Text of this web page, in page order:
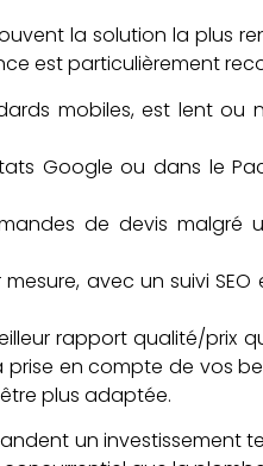
la solution la plus
est particulièrement
mobiles, est lent ou
Google ou dans le
de devis malgré
avec un suivi
rapport qualité/prix
en compte de vos
plus adaptée.
un investissement